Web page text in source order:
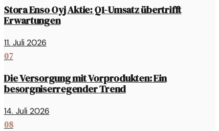
Stora Enso Oyj Aktie: Q1-Umsatz übertrifft
Erwartungen
11. Juli 2026
07
Die Versorgung mit Vorprodukten: Ein
besorgniserregender Trend
14. Juli 2026
08